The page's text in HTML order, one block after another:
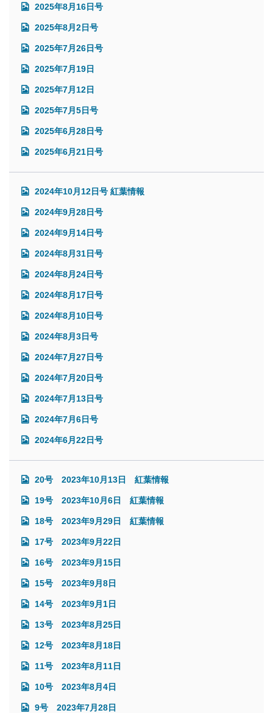
2025年8月16日号
2025年8月2日号
2025年7月26日号
2025年7月19日
2025年7月12日
2025年7月5日号
2025年6月28日号
2025年6月21日号
2024年10月12日号 紅葉情報
2024年9月28日号
2024年9月14日号
2024年8月31日号
2024年8月24日号
2024年8月17日号
2024年8月10日号
2024年8月3日号
2024年7月27日号
2024年7月20日号
2024年7月13日号
2024年7月6日号
2024年6月22日号
20号 2023年10月13日 紅葉情報
19号 2023年10月6日 紅葉情報
18号 2023年9月29日 紅葉情報
17号 2023年9月22日
16号 2023年9月15日
15号 2023年9月8日
14号 2023年9月1日
13号 2023年8月25日
12号 2023年8月18日
11号 2023年8月11日
10号 2023年8月4日
9号 2023年7月28日